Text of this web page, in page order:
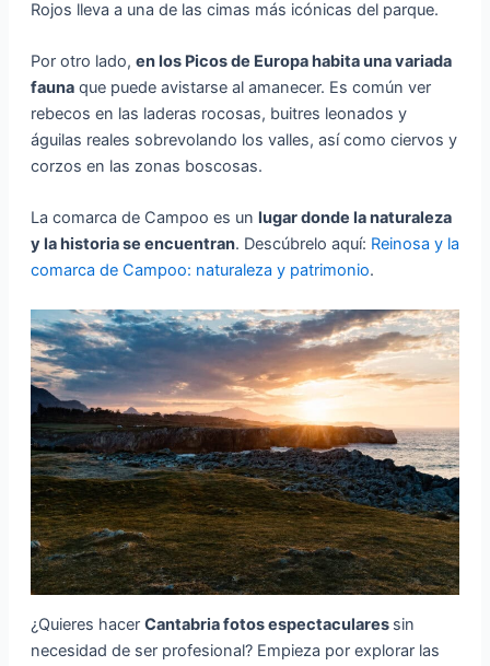
Rojos lleva a una de las cimas más icónicas del parque.
Por otro lado, en los Picos de Europa habita una variada
faunaque puede avistarse al amanecer. Es común ver
rebecos en las laderas rocosas, buitres leonados y
águilas reales sobrevolando los valles, así como ciervos y
corzos en las zonas boscosas.
La comarca de Campoo es un lugar donde la naturaleza
y la historia se encuentran. Descúbrelo aquí: Reinosa y la
comarca de Campoo: naturaleza y patrimonio.
¿Quieres hacer Cantabria fotos espectaculares sin
necesidad de ser profesional? Empieza por explorar las